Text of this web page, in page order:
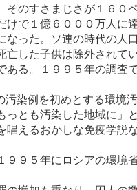
のすさまじさが１６０
で１億６０００万人
った。ソ連の時代の人
した子供は除外されて
る。１９９５年の調
染例を初めとする環境
とも汚染した地域に」と
えるおかしな免疫学
９５年にロシアの環境